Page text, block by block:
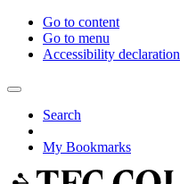
Go to content
Go to menu
Accessibility declaration
Search
My Bookmarks